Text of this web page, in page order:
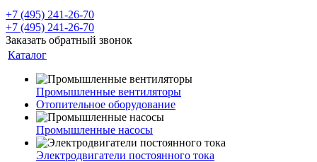
+7 (495) 241-26-70
+7 (495) 241-26-70
Заказать обратный звонок
Каталог
Промышленные вентиляторы
Отопительное оборудование
Промышленные насосы
Электродвигатели постоянного тока